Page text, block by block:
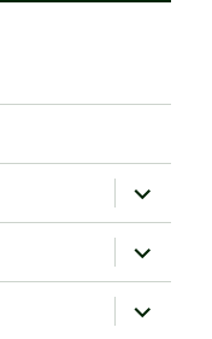
ouvrir
le
sous-
menu
ouvrir
le
sous-
menu
ouvrir
le